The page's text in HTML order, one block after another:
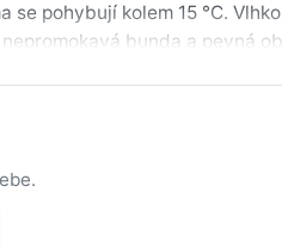
se pohybují kolem 15 °C.
bunda a pevná
a zimní ranní mlhy v
Pro cestovatele